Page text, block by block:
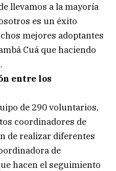
llevamos a la mayoría
es un éxito
mejores adoptantes
Cuá que haciendo
entre los
de 290 voluntarios,
coordinadores de
de realizar diferentes
de
hacen el seguimiento